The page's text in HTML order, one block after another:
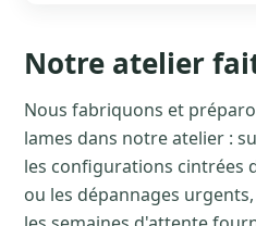
Notre atelier
Nous fabriquons et
lames dans notre atelier :
les configurations cintrées
ou les dépannages